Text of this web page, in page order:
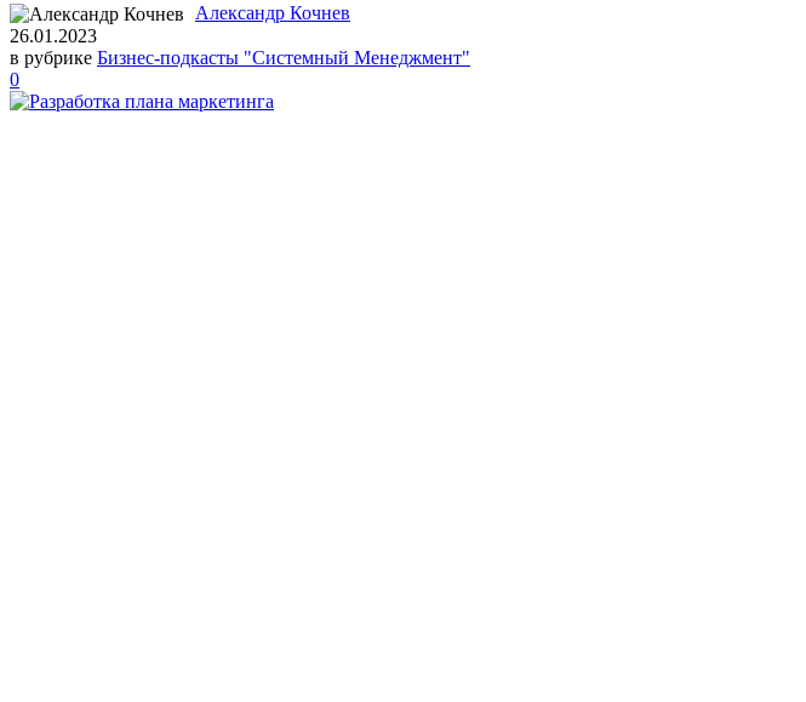
Александр Кочнев
26.01.2023
в рубрике Бизнес-подкасты "Системный Менеджмент"
0